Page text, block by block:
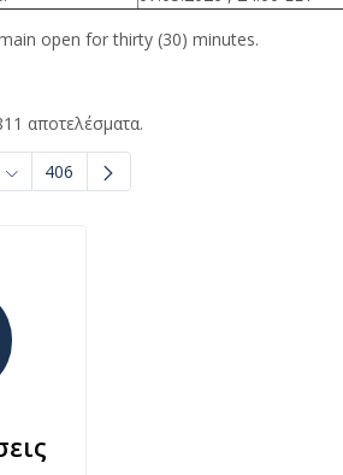
open for thirty (30) minutes.
αποτελέσματα.
Ενδιάμεσες σελίδες Use TAB to navigate.
406